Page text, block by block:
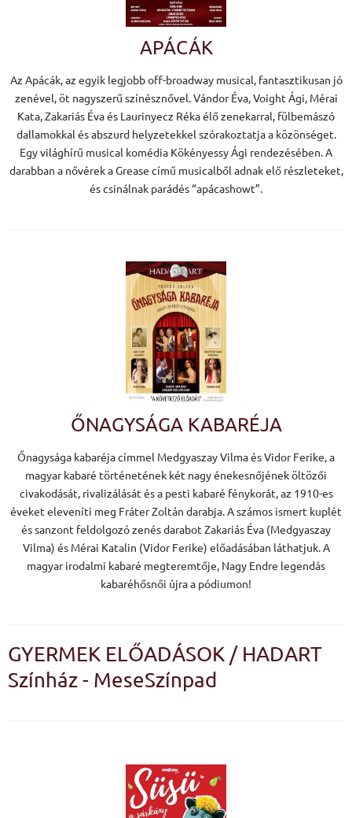
APÁCÁK
Az Apácák, az egyik legjobb off-broadway musical, fantasztikusan jó
zenével, öt nagyszerű színésznővel. Vándor Éva, Voight Ági, Mérai
Kata, Zakariás Éva és Laurinyecz Réka élő zenekarral, fülbemászó
dallamokkal és abszurd helyzetekkel szórakoztatja a közönséget.
Egy világhírű musical komédia Kökényessy Ági rendezésében. A
darabban a nővérek a Grease című musicalből adnak elő részleteket,
és csinálnak parádés “apácashowt”.
ŐNAGYSÁGA KABARÉJA
Őnagysága kabaréja címmel Medgyaszay Vilma és Vidor Ferike, a
magyar kabaré történetének két nagy énekesnőjének öltözői
civakodását, rivalizálását és a pesti kabaré fénykorát, az 1910-es
éveket eleveníti meg Fráter Zoltán darabja. A számos ismert kuplét
és sanzont feldolgozó zenés darabot Zakariás Éva (Medgyaszay
Vilma) és Mérai Katalin (Vidor Ferike) előadásában láthatjuk. A
magyar irodalmi kabaré megteremtője, Nagy Endre legendás
kabaréhősnői újra a pódiumon!
GYERMEK ELŐADÁSOK / HADART
Színház - MeseSzínpad